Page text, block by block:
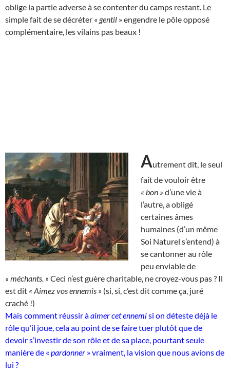
oblige la partie adverse à se contenter du camps restant. Le
simple fait de se décréter « gentil » engendre le pôle opposé
complémentaire, les vilains pas beaux !
Autrement dit, le seul
fait de vouloir être
« bon » d’une vie à
l’autre, a obligé
certaines âmes
humaines (d’un même
Soi Naturel s’entend) à
se cantonner au rôle
peu enviable de
« méchants. » Ceci n’est guère charitable, ne croyez-vous pas ? Il
est dit « Aimez vos ennemis » (si, si, c’est dit comme ça, juré
craché !)
Mais comment réussir àaimer cet ennemisi on déteste déjà le
rôle qu’il joue, cela au point de se faire tuer plutôt que de
devoir s’investir de son rôle et de sa place, pourtant seule
manière de « pardonner » vraiment, la vision que nous avions de
lui ?